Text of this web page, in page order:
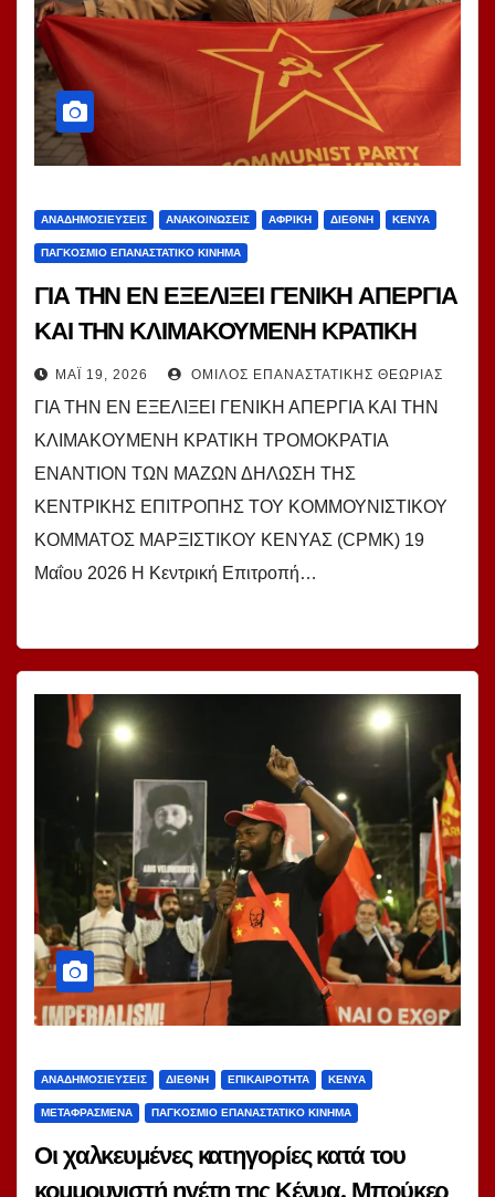
ΑΝΑΔΗΜΟΣΙΕΎΣΕΙΣ ΑΝΑΚΟΙΝΏΣΕΙΣ ΑΦΡΙΚΉ ΔΙΕΘΝΉ ΚΈΝΥΑ
ΠΑΓΚΌΣΜΙΟ ΕΠΑΝΑΣΤΑΤΙΚΌ ΚΊΝΗΜΑ
ΓΙΑ ΤΗΝ ΕΝ ΕΞΕΛΙΞΕΙ ΓΕΝΙΚΗ ΑΠΕΡΓΙΑ
ΚΑΙ ΤΗΝ ΚΛΙΜΑΚΟΥΜΕΝΗ ΚΡΑΤΙΚΗ
ΤΡΟΜΟΚΡΑΤΙΑ ΕΝΑΝΤΙΟΝ ΤΩΝ ΜΑΖΩΝ
ΜΆΙ 19, 2026 ΌΜΙΛΟΣ ΕΠΑΝΑΣΤΑΤΙΚΉΣ ΘΕΩΡΊΑΣ
ΓΙΑ ΤΗΝ ΕΝ ΕΞΕΛΙΞΕΙ ΓΕΝΙΚΗ ΑΠΕΡΓΙΑ ΚΑΙ ΤΗΝ
ΚΛΙΜΑΚΟΥΜΕΝΗ ΚΡΑΤΙΚΗ ΤΡΟΜΟΚΡΑΤΙΑ
ΕΝΑΝΤΙΟΝ ΤΩΝ ΜΑΖΩΝ ΔΗΛΩΣΗ ΤΗΣ
ΚΕΝΤΡΙΚΗΣ ΕΠΙΤΡΟΠΗΣ ΤΟΥ ΚΟΜΜΟΥΝΙΣΤΙΚΟΥ
ΚΟΜΜΑΤΟΣ ΜΑΡΞΙΣΤΙΚΟΥ ΚΕΝΥΑΣ (CPMK) 19
Μαΐου 2026 Η Κεντρική Επιτροπή…
ΑΝΑΔΗΜΟΣΙΕΎΣΕΙΣ ΔΙΕΘΝΉ ΕΠΙΚΑΙΡΌΤΗΤΑ ΚΈΝΥΑ
ΜΕΤΑΦΡΑΣΜΈΝΑ ΠΑΓΚΌΣΜΙΟ ΕΠΑΝΑΣΤΑΤΙΚΌ ΚΊΝΗΜΑ
Οι χαλκευμένες κατηγορίες κατά του
κομμουνιστή ηγέτη της Κένυα, Μπούκερ